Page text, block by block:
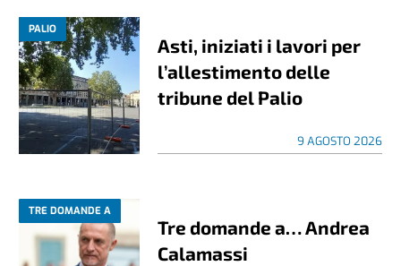
PALIO
Asti, iniziati i lavori per
l’allestimento delle
tribune del Palio
9 AGOSTO 2026
TRE DOMANDE A
Tre domande a… Andrea
Calamassi